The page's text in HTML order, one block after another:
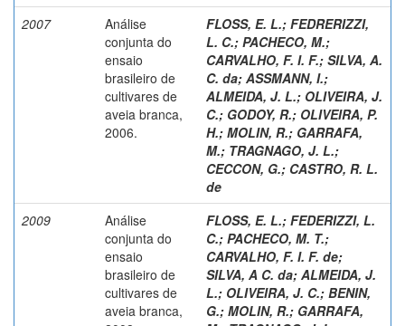
2007
Análise
conjunta do
ensaio
brasileiro de
cultivares de
aveia branca,
2006.
FLOSS, E. L.; FEDRERIZZI,
L. C.; PACHECO, M.;
CARVALHO, F. I. F.; SILVA, A.
C. da; ASSMANN, I.;
ALMEIDA, J. L.; OLIVEIRA, J.
C.; GODOY, R.; OLIVEIRA, P.
H.; MOLIN, R.; GARRAFA,
M.; TRAGNAGO, J. L.;
CECCON, G.; CASTRO, R. L.
de
2009
Análise
conjunta do
ensaio
brasileiro de
cultivares de
aveia branca,
FLOSS, E. L.; FEDERIZZI, L.
C.; PACHECO, M. T.;
CARVALHO, F. I. F. de;
SILVA, A C. da; ALMEIDA, J.
L.; OLIVEIRA, J. C.; BENIN,
G.; MOLIN, R.; GARRAFA,